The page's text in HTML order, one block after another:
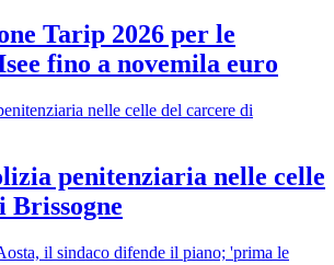
Tarip 2026 per le
fino a novemila euro
penitenziaria nelle celle
Brissogne